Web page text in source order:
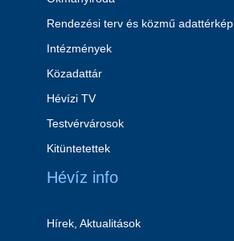
Rendezési terv és közmű adattérkép
Intézmények
Közadattár
Hévízi TV
Testvérvárosok
Kitüntetettek
Hévíz info
Hírek, Aktualitások